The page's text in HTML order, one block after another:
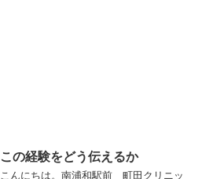
この経験をどう伝えるか
こんにちは。南浦和駅前 町田クリニッ